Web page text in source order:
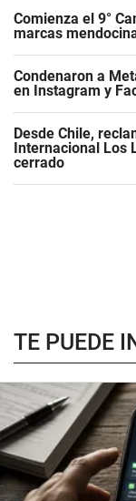
Comienza el 9°
marcas
Condenaron a
en Instagram y
Desde Chile,
Internacional Los
cerrado
TE PUEDE